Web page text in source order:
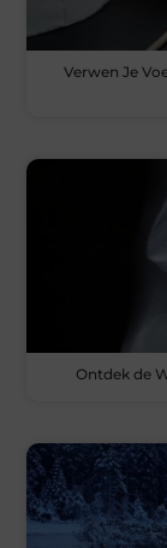
Verwen Je
Ontdek de